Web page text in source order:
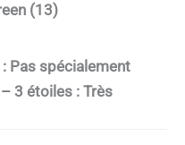
(13)
Pas spécialement
3 étoiles : Très